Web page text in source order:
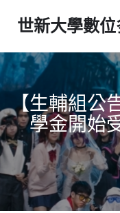
世新大學數
【生輔組公
學金開始